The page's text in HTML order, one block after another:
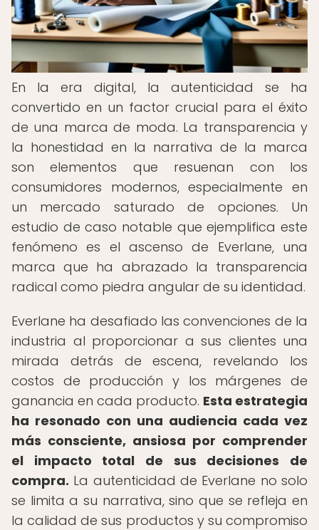
En la era digital, la autenticidad se ha
convertido en un factor crucial para el éxito
de una marca de moda. La transparencia y
la honestidad en la narrativa de la marca
son elementos que resuenan con los
consumidores modernos, especialmente en
un mercado saturado de opciones. Un
estudio de caso notable que ejemplifica este
fenómeno es el ascenso de Everlane, una
marca que ha abrazado la transparencia
radical como piedra angular de su identidad.
Everlane ha desafiado las convenciones de la
industria al proporcionar a sus clientes una
mirada detrás de escena, revelando los
costos de producción y los márgenes de
ganancia en cada producto. Esta estrategia
ha resonado con una audiencia cada vez
más consciente, ansiosa por comprender
el impacto total de sus decisiones de
compra. La autenticidad de Everlane no solo
se limita a su narrativa, sino que se refleja en
la calidad de sus productos y su compromiso